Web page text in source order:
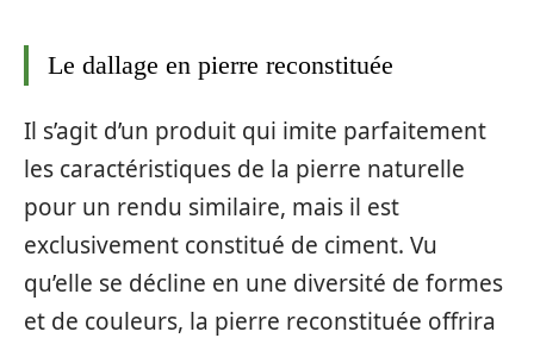
Le dallage en pierre reconstituée
Il s’agit d’un produit qui imite parfaitement
les caractéristiques de la pierre naturelle
pour un rendu similaire, mais il est
exclusivement constitué de ciment. Vu
qu’elle se décline en une diversité de formes
et de couleurs, la pierre reconstituée offrira